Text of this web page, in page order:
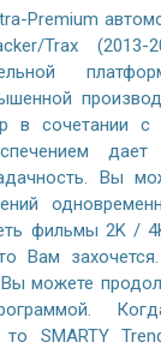
Premium
Trax (2013-
в сочетании с
Вы
фильмы 2K /
Вам
можете
SMARTY